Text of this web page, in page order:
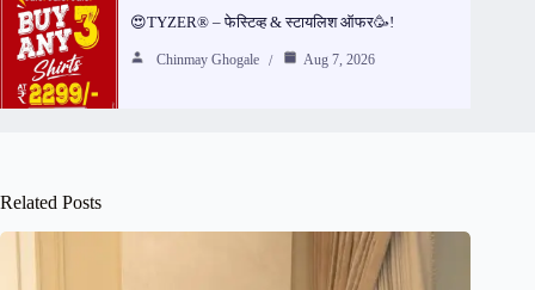
😍TYZER® – फेस्टिव्ह & स्टायलिश ऑफर🥳!
Chinmay Ghogale Aug 7, 2026
Related Posts